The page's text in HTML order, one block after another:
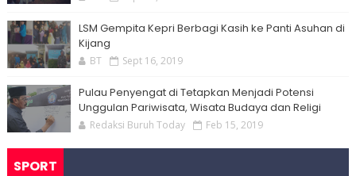
LSM Gempita Kepri Berbagi Kasih ke Panti Asuhan di
Kijang
BT Sept 16, 2019
Pulau Penyengat di Tetapkan Menjadi Potensi
Unggulan Pariwisata, Wisata Budaya dan Religi
Redaksi Buruh Today Feb 15, 2019
SPORT